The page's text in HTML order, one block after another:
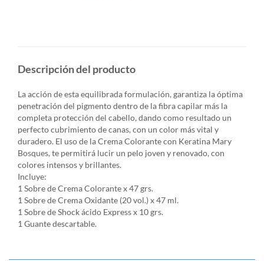
Descripción del producto
La acción de esta equilibrada formulación, garantiza la óptima
penetración del pigmento dentro de la fibra capilar más la
completa protección del cabello, dando como resultado un
perfecto cubrimiento de canas, con un color más vital y
duradero. El uso de la Crema Colorante con Keratina Mary
Bosques, te permitirá lucir un pelo joven y renovado, con
colores intensos y brillantes.
Incluye:
1 Sobre de Crema Colorante x 47 grs.
1 Sobre de Crema Oxidante (20 vol.) x 47 ml.
1 Sobre de Shock ácido Express x 10 grs.
1 Guante descartable.